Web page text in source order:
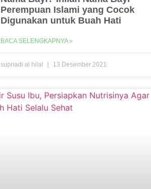
Perempuan Islami yang Cocok
Digunakan untuk Buah Hati
BACA SELENGKAPNYA »
supriadi al hilal 13 Desember 2021